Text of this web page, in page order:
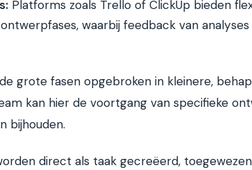
Platforms zoals Trello of ClickUp bieden
waarbij feedback van
grote fasen opgebroken in kleinere,
kan hier de voortgang van specifieke
bijhouden.
direct als taak gecreëerd,